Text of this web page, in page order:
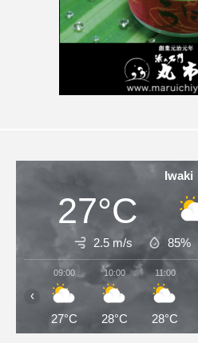
Iwaki
27°C
2.5 m/s 85%
09:00
27°C
10:00
28°C
11:00
28°C
‹